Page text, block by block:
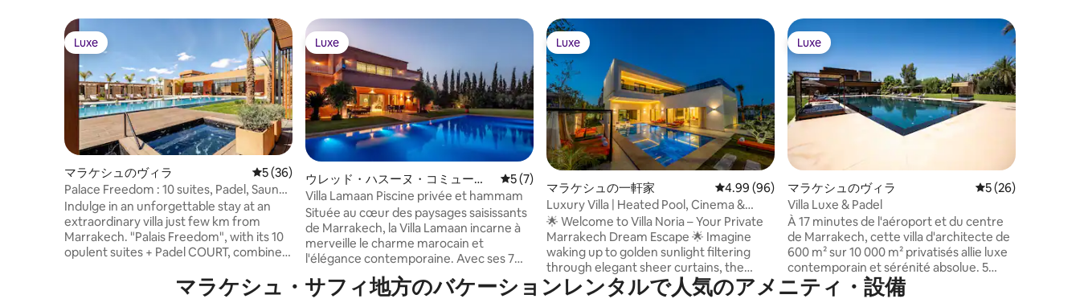
Luxe
Luxe
マラケシュのヴィラ レビュー36件、5つ星中5つ星の平均評価
5 (36)
Palace Freedom : 10 suites, Padel, Sauna,
Chef
Indulge in an unforgettable stay at an
extraordinary villa just few km from
Marrakech. "Palais Freedom", with its 10
opulent suites + Padel COURT, combines
premium services tailored to meet your
Luxe
Luxe
ウレッド・ハスーヌ・コミュー
ン・センターのヴィラ
レビュー7件、5つ星中5つ星の平均評価
5 (7)
Villa Lamaan Piscine privée et hammam
Située au cœur des paysages saisissants
de Marrakech, la Villa Lamaan incarne à
merveille le charme marocain et
l'élégance contemporaine. Avec ses 7
chambres spacieuses et 7 salles de bain
luxueuses, elle offre un espace de vie
Luxe
Luxe
マラケシュの一軒家 レビュー96件、5つ星中4.99つ星の平均評価
4.99 (96)
Luxury Villa | Heated Pool, Cinema &
Game Room
🌟 Welcome to Villa Noria – Your Private
Marrakech Dream Escape 🌟 Imagine
waking up to golden sunlight filtering
through elegant sheer curtains, the
gentle sound of palm trees outside, and
the sparkling pool just steps from your
Luxe
Luxe
マラケシュのヴィラ レビュー26件、5
5 (26)
Villa Luxe & Padel
À 17 minutes de l'aéroport et du centre
de Marrakech, cette villa d'architecte de
600 m² sur 10 000 m² privatisés allie luxe
contemporain et sérénité absolue. 5
suites, piscine 26 m, terrain de padel,
basket, salle de sport (sauna, hammam,
マラケシュ・サフィ地方のバケーションレンタルで人気のアメニティ・設備